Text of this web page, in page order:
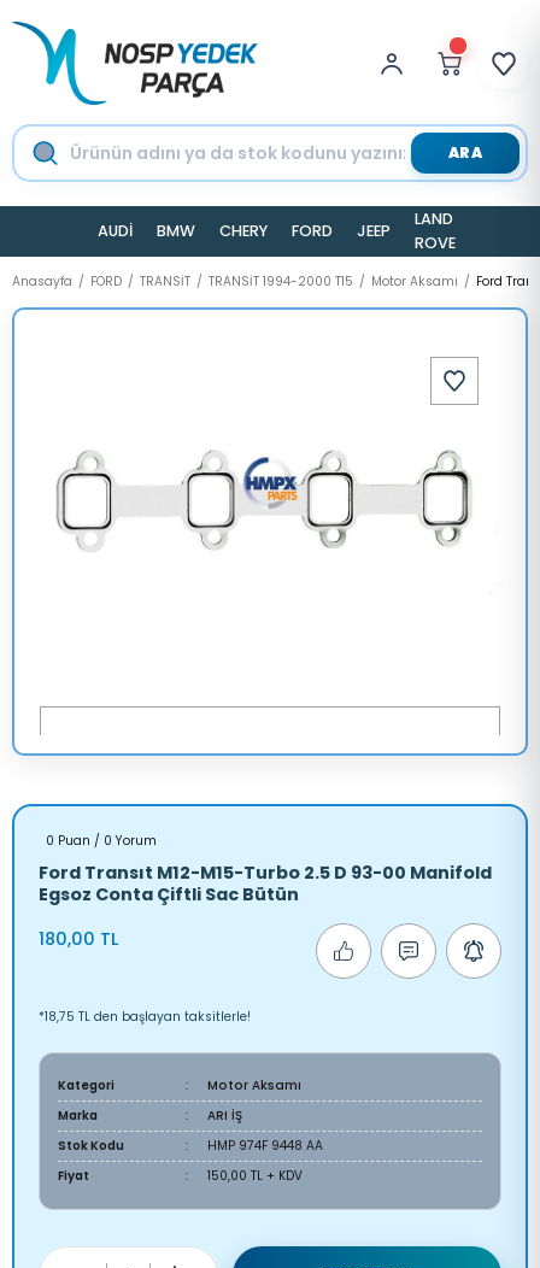
ARA
AUDİ BMW CHERY FORD JEEP
LAND
ROVER
Anasayfa FORD TRANSİT TRANSİT 1994-2000 T15 Motor Aksamı Ford
0 Puan / 0 Yorum
Ford Transıt M12-M15-Turbo 2.5 D 93-00 Manifold
Egsoz Conta Çiftli Sac Bütün
180,00 TL
*18,75 TL den başlayan taksitlerle!
Kategori
Motor Aksamı
Marka
ARI İŞ
Stok Kodu
HMP 974F 9448 AA
Fiyat
150,00 TL + KDV